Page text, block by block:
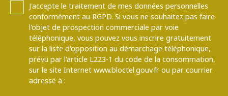
J'accepte le traitement de mes données personnelles
conformément au RGPD. Si vous ne souhaitez pas faire
l'objet de prospection commerciale par voie
téléphonique, vous pouvez vous inscrire gratuitement
sur la liste d'opposition au démarchage téléphonique,
prévu par l'article L223-1 du code de la consommation,
sur le site Internet www.bloctel.gouv.fr ou par courrier
adressé à :